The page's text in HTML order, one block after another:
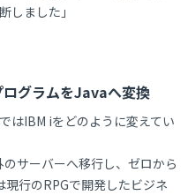
しました」
ログラムをJavaへ変換
はIBM iをどのように変えてい
サーバーへ移行し、ゼロから
行のRPGで開発したビジネ